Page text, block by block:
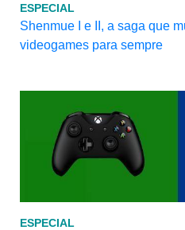
ESPECIAL
Shenmue I e II, a saga que
videogames para sempre
ESPECIAL